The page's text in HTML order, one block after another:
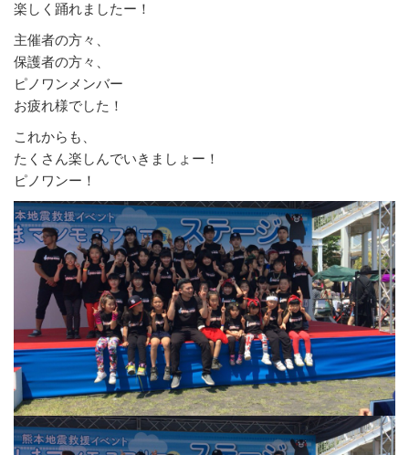
楽しく踊れましたー！
主催者の方々、
保護者の方々、
ピノワンメンバー
お疲れ様でした！
これからも、
たくさん楽しんでいきましょー！
ピノワンー！